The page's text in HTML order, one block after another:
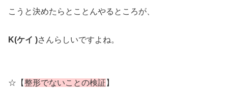
こうと決めたらとことんやるところが、
K(ケイ )さんらしいですよね。
☆【整形でないことの検証 】